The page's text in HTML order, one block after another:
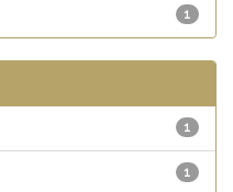
1
1
1